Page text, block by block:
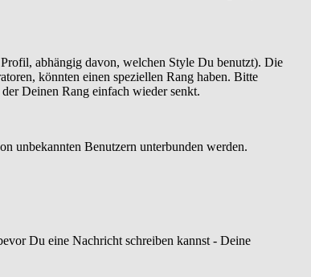
abhängig davon, welchen Style Du benutzt). Die
könnten einen speziellen Rang haben. Bitte
Deinen Rang einfach wieder senkt.
unbekannten Benutzern unterbunden werden.
Du eine Nachricht schreiben kannst - Deine